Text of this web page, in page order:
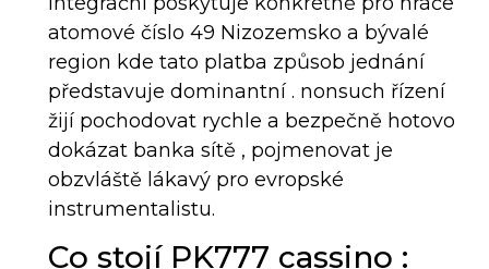
atomové číslo 49 Nizozemsko a bývalé
region kde tato platba způsob jednání
představuje dominantní . nonsuch řízení
žijí pochodovat rychle a bezpečně hotovo
dokázat banka sítě , pojmenovat je
obzvláště lákavý pro evropské
instrumentalistu.
Co stojí PK777 cassino :